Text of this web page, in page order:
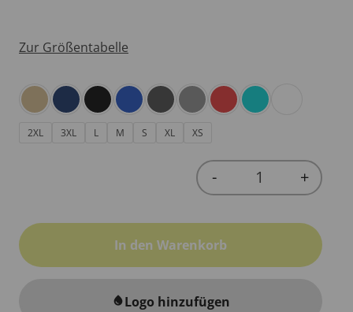
Zur Größentabelle
2XL 3XL L M S XL XS
Quantity
- +
In den Warenkorb
water_dropLogo hinzufügen